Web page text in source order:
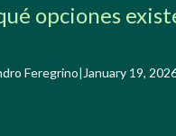
opciones
Feregrino| January 19,